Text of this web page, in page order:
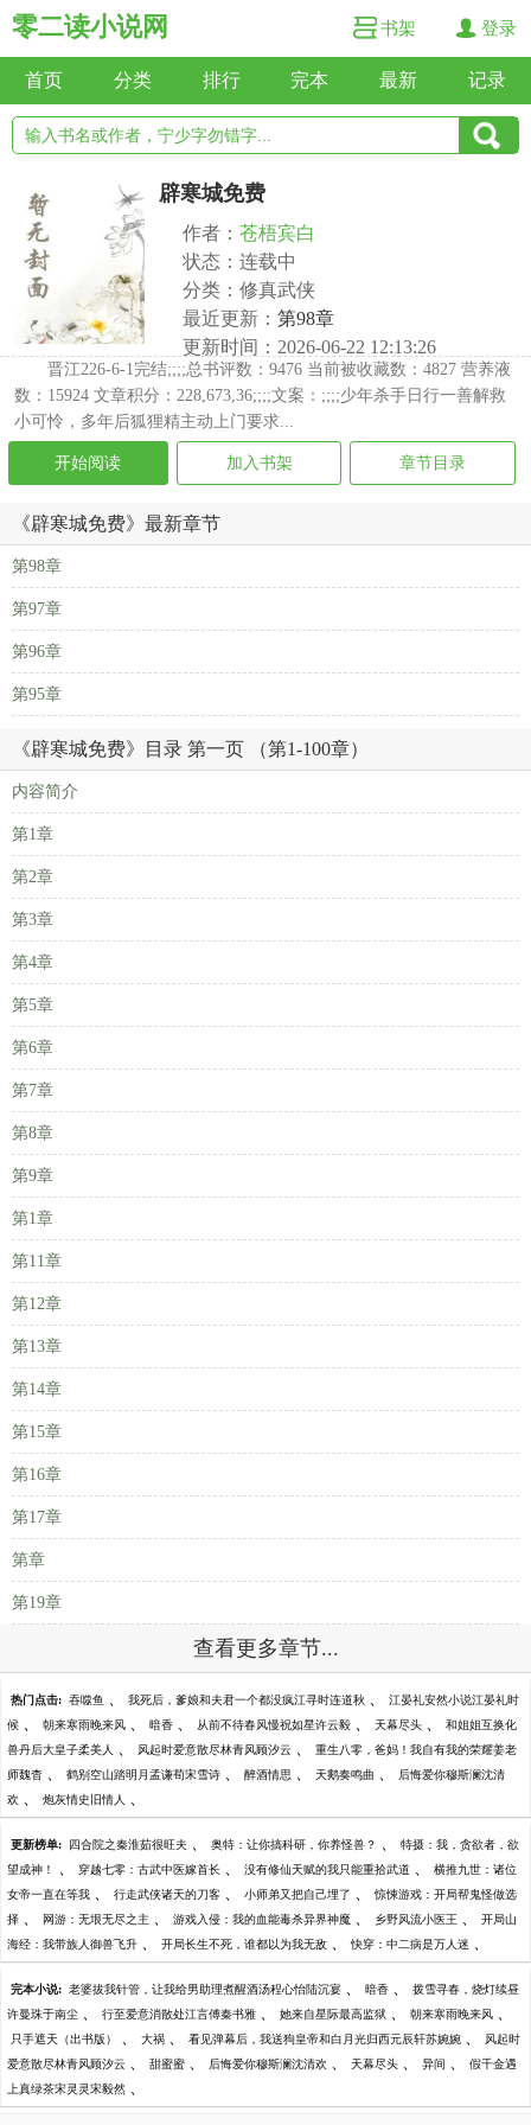
零二读小说网 书架 登录
首页 分类 排行 完本 最新 记录
辟寒城免费
作者： 苍梧宾白
状态：连载中
分类：修真武侠
最近更新： 第98章
更新时间：2026-06-22 12:13:26
晋江226-6-1完结;;;;总书评数：9476 当前被收藏数：4827 营养液
数：15924 文章积分：228,673,36;;;;文案：;;;;少年杀手日行一善解救
小可怜，多年后狐狸精主动上门要求...
开始阅读 加入书架 章节目录
《辟寒城免费》最新章节
第98章
第97章
第96章
第95章
《辟寒城免费》目录 第一页 （第1-100章）
内容简介
第1章
第2章
第3章
第4章
第5章
第6章
第7章
第8章
第9章
第1章
第11章
第12章
第13章
第14章
第15章
第16章
第17章
第章
第19章
查看更多章节...
热门点击: 吞噬鱼 、 我死后，爹娘和夫君一个都没疯江寻时连道秋 、 江晏礼安然小说江晏礼时
候 、 朝来寒雨晚来风 、 暗香 、 从前不待春风慢祝如星许云毅 、 天幕尽头 、 和姐姐互换化
兽丹后大皇子柔美人 、 风起时爱意散尽林青风顾汐云 、 重生八零，爸妈！我自有我的荣耀姜老
师魏杳 、 鹤别空山踏明月孟谦荀宋雪诗 、 醉酒情思 、 天鹅奏鸣曲 、 后悔爱你穆斯澜沈清
欢 、 炮灰情史旧情人 、
更新榜单: 四合院之秦淮茹很旺夫 、 奥特：让你搞科研，你养怪兽？ 、 特摄：我，贪欲者，欲
望成神！ 、 穿越七零：古武中医嫁首长 、 没有修仙天赋的我只能重拾武道 、 横推九世：诸位
女帝一直在等我 、 行走武侠诸天的刀客 、 小师弟又把自己埋了 、 惊悚游戏：开局帮鬼怪做选
择 、 网游：无垠无尽之主 、 游戏入侵：我的血能毒杀异界神魔 、 乡野风流小医王 、 开局山
海经：我带族人御兽飞升 、 开局长生不死，谁都以为我无敌 、 快穿：中二病是万人迷 、
完本小说: 老婆拔我针管，让我给男助理煮醒酒汤程心怡陆沉宴 、 暗香 、 拨雪寻春，烧灯续昼
许曼珠于南尘 、 行至爱意消散处江言傅秦书雅 、 她来自星际最高监狱 、 朝来寒雨晚来风 、
只手遮天（出书版） 、 大祸 、 看见弹幕后，我送狗皇帝和白月光归西元辰轩苏婉婉 、 风起时
爱意散尽林青风顾汐云 、 甜蜜蜜 、 后悔爱你穆斯澜沈清欢 、 天幕尽头 、 异间 、 假千金遇
上真绿茶宋灵灵宋毅然 、